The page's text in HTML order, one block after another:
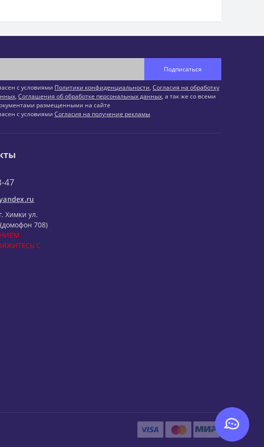
Подписаться
с условиями Политики конфиденциальности, Согласия на обработку
, Соглашения об обработке персональных данных, а так же со всеми
размещенными на сайте
с условиями Согласия на получение рекламы
47
Химки ул.
708)
С